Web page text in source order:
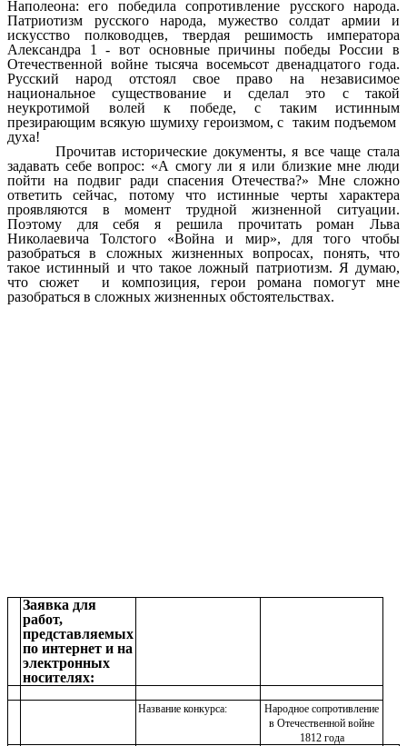
Наполеона: его победила сопротивление русского народа.
Патриотизм русского народа, мужество солдат армии и
искусство полководцев, твердая решимость императора
Александра 1 - вот основные причины победы России в
Отечественной войне тысяча восемьсот двенадцатого года.
Русский народ отстоял свое право на независимое
национальное существование и сделал это с такой
неукротимой волей к победе, с таким истинным
презирающим всякую шумиху героизмом, с таким подъемом
духа!
Прочитав исторические документы, я все чаще стала
задавать себе вопрос: «А смогу ли я или близкие мне люди
пойти на подвиг ради спасения Отечества?» Мне сложно
ответить сейчас, потому что истинные черты характера
проявляются в момент трудной жизненной ситуации.
Поэтому для себя я решила прочитать роман Льва
Николаевича Толстого «Война и мир», для того чтобы
разобраться в сложных жизненных вопросах, понять, что
такое истинный и что такое ложный патриотизм. Я думаю,
что сюжет и композиция, герои романа помогут мне
разобраться в сложных жизненных обстоятельствах.
Заявка для
работ,
представляемых
по интернет и на
электронных
носителях:
Название конкурса:
Народное сопротивление
в Отечественной войне
1812 года